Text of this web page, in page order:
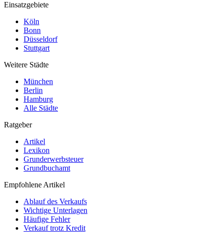
Einsatzgebiete
Köln
Bonn
Düsseldorf
Stuttgart
Weitere Städte
München
Berlin
Hamburg
Alle Städte
Ratgeber
Artikel
Lexikon
Grunderwerbsteuer
Grundbuchamt
Empfohlene Artikel
Ablauf des Verkaufs
Wichtige Unterlagen
Häufige Fehler
Verkauf trotz Kredit